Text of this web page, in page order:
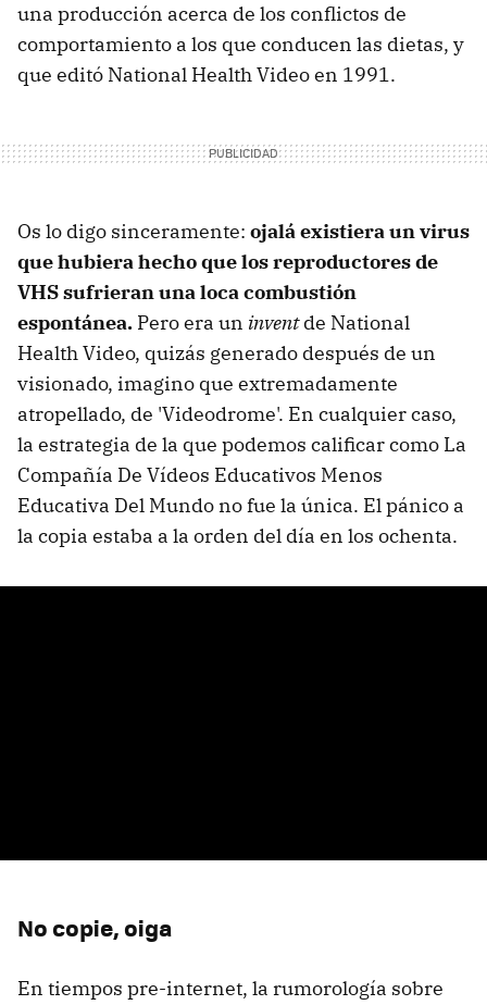
una producción acerca de los conflictos de
comportamiento a los que conducen las dietas, y
que editó National Health Video en 1991.
Os lo digo sinceramente: ojalá existiera un virus
que hubiera hecho que los reproductores de
VHS sufrieran una loca combustión
espontánea. Pero era un inventde National
Health Video, quizás generado después de un
visionado, imagino que extremadamente
atropellado, de 'Videodrome'. En cualquier caso,
la estrategia de la que podemos calificar como La
Compañía De Vídeos Educativos Menos
Educativa Del Mundo no fue la única. El pánico a
la copia estaba a la orden del día en los ochenta.
No copie, oiga
En tiempos pre-internet, la rumorología sobre